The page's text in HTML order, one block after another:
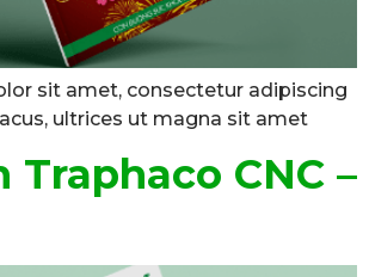
sit amet, consectetur adipiscing
ultrices ut magna sit amet
Traphaco CNC –